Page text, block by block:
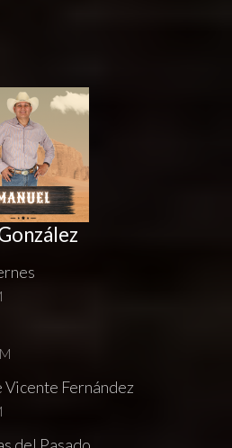
Vicente Fernández